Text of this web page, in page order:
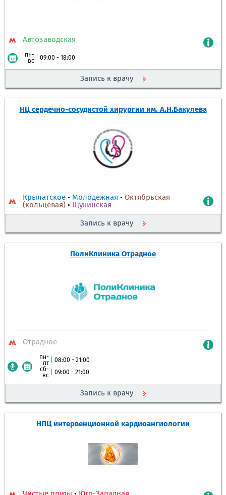
Автозаводская
пн-
вс
09:00 - 18:00
Запись к врачу
НЦ сердечно-сосудистой хирургии им. А.Н.Бакулева
Крылатское • Молодежная • Октябрьская
(кольцевая) • Щукинская
Запись к врачу
ПолиКлиника Отрадное
Отрадное
пн-
пт| 08:00 - 21:00
сб-
вс
09:00 - 21:00
Запись к врачу
НПЦ интервенционной кардиоангиологии